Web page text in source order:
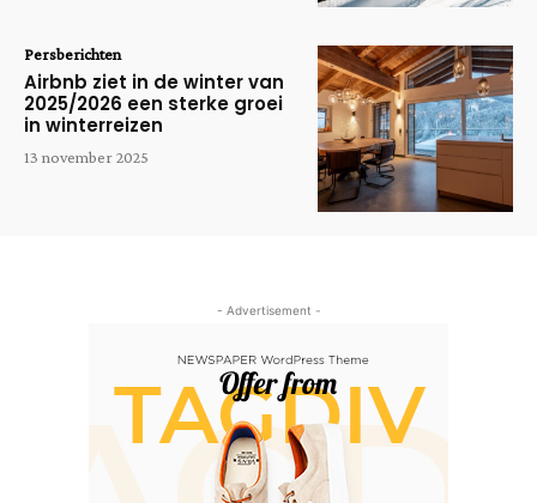
Persberichten
Airbnb ziet in de winter van
2025/2026 een sterke groei
in winterreizen
13 november 2025
- Advertisement -